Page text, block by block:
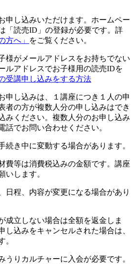
申し込みいただけます。ホームペー
「読売ID」の登録が必要です。詳
方へ」 をご覧ください。
様がメールアドレスをお持ちでない
ルアドレスでお子様用の読売IDを
受講申し込みをする方法
申し込みは、１講座につき１人の申
者の方が複数人分の申し込みはでき
みください。複数人分のお申し込み
話でお問い合わせください。
き中に変動する場合があります。
費等は消費税込みの金額です。講座
いします。
日程、内容が変更になる場合があり
成立しない場合は全額を返金しま
し込みをキャンセルされた場合は、
。
りカルチャーに入会が必要です。